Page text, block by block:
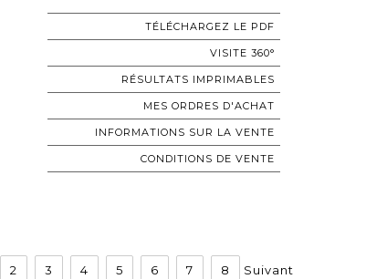
TÉLÉCHARGEZ LE PDF
VISITE 360°
RÉSULTATS IMPRIMABLES
MES ORDRES D'ACHAT
INFORMATIONS SUR LA VENTE
CONDITIONS DE VENTE
2 3 4 5 6 7 8 Suivant